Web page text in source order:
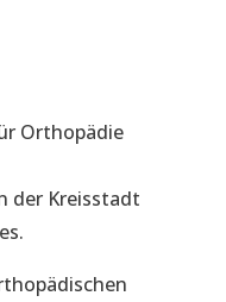
Orthopädie
der Kreisstadt